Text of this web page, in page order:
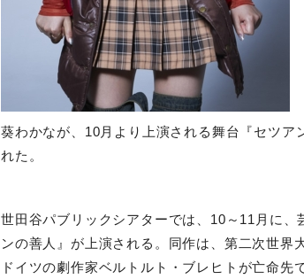
葵わかなが、 10月より上演される舞台『セツア
れた。
世田谷パブリックシアターでは、 10 ～ 11 月に、
ンの善人』が上演される。同作は、第二次世界
ドイツの劇作家ベルトルト・ブレヒトが亡命先